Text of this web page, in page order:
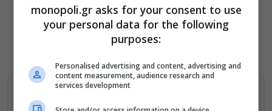
Βρείτε περισσότερα άρθρα μας στα αποτελέσματα
αναζητησης
monopoli.gr asks for your consent to use
your personal data for the following
purposes:
Personalised advertising and content, advertising and
content measurement, audience research and
services development